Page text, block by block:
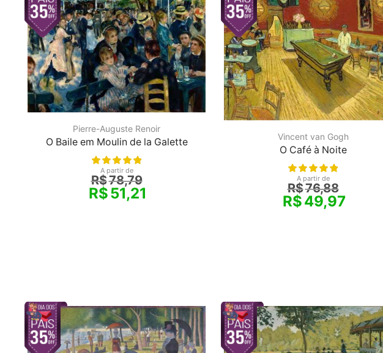
Pierre-Auguste Renoir
O Baile em Moulin de la Galette
A partir de
R$78,79
R$51,21
Vincent van Gogh
O Café à Noite
A partir de
R$76,88
R$49,97